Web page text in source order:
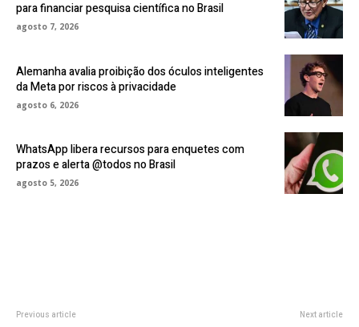
para financiar pesquisa científica no Brasil
agosto 7, 2026
Alemanha avalia proibição dos óculos inteligentes
da Meta por riscos à privacidade
agosto 6, 2026
WhatsApp libera recursos para enquetes com
prazos e alerta @todos no Brasil
agosto 5, 2026
Previous article Next article